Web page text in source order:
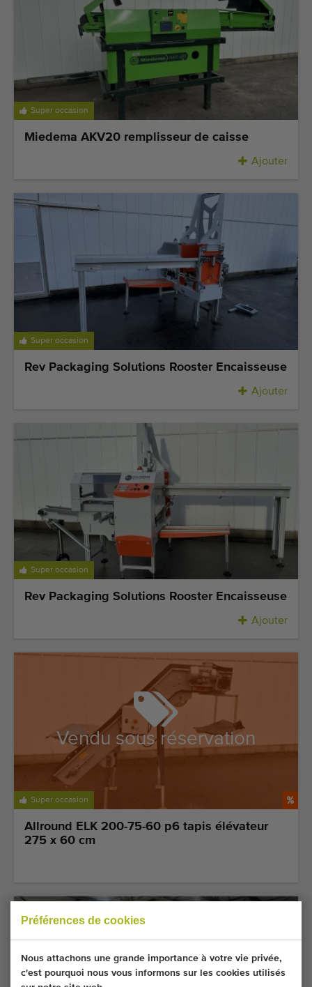
Préférences de cookies
Nous attachons une grande importance à votre vie privée,
c'est pourquoi nous vous informons sur les cookies utilisés
Super occasion
Miedema AKV20 remplisseur de caisse
Ajouter
Super occasion
Rev Packaging Solutions Rooster Encaisseuse
Ajouter
Super occasion
Rev Packaging Solutions Rooster Encaisseuse
Ajouter
Super occasion
Vendu sous réservation
Allround ELK 200-75-60 p6 tapis élévateur
275 x 60 cm